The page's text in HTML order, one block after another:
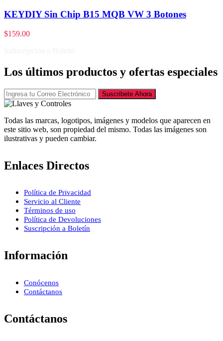
KEYDIY Sin Chip B15 MQB VW 3 Botones
$159.00
Los últimos productos y ofertas especiales
Suscribete Ahora
Todas las marcas, logotipos, imágenes y modelos que aparecen en
este sitio web, son propiedad del mismo. Todas las imágenes son
ilustrativas y pueden cambiar.
Enlaces Directos
Política de Privacidad
Servicio al Cliente
Términos de uso
Política de Devoluciones
Suscripción a Boletín
Información
Conócenos
Contáctanos
Contáctanos